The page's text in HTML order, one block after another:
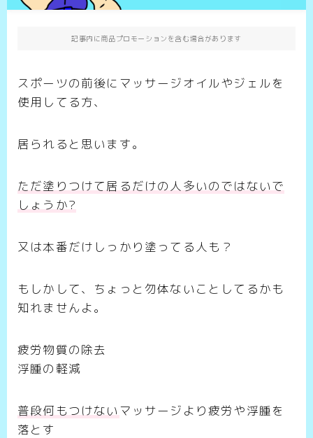
記事内に商品プロモーションを含む場合があります
スポーツの前後にマッサージオイルやジェルを
使用してる方、
居られると思います。
ただ塗りつけて居るだけの人多いのではないで
しょうか?
又は本番だけしっかり塗ってる人も？
もしかして、ちょっと勿体ないことしてるかも
知れませんよ。
疲労物質の除去
浮腫の軽減
普段何もつけない マッサージより疲労や浮腫を
落とす